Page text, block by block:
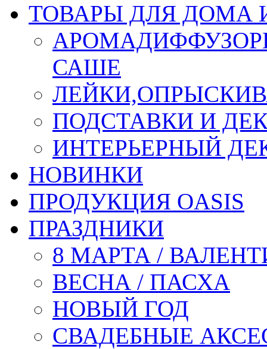
ТОВАРЫ ДЛЯ ДОМА
САШЕ
ПОДСТАВКИ И
ИНТЕРЬЕРНЫЙ
НОВИНКИ
ПРОДУКЦИЯ OASIS
ПРАЗДНИКИ
8 МАРТА /
ВЕСНА / ПАСХА
НОВЫЙ ГОД
СВАДЕБНЫЕ